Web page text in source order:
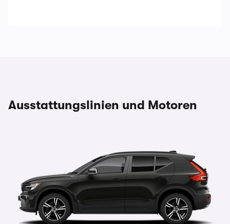
Ausstattungslinien und Motoren